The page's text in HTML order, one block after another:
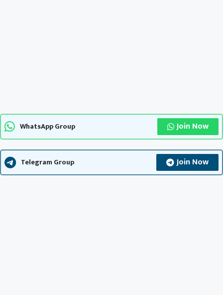
WhatsApp Group Join Now
Telegram Group Join Now